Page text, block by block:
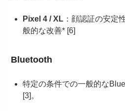
Pixel 4 / XL ：顔認証の安定
般的な改善* [6]
Bluetooth
特定の条件での一般的な
[3]。